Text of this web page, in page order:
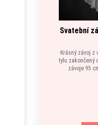
Svatební
Krásný závoj z
tylu zakončený
závoje 95